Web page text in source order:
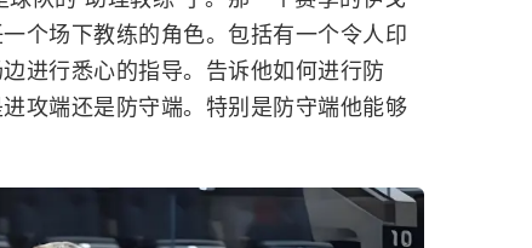
个场下教练的角色。包括有一个令人印
进行悉心的指导。告诉他如何进行防
攻端还是防守端。特别是防守端他能够